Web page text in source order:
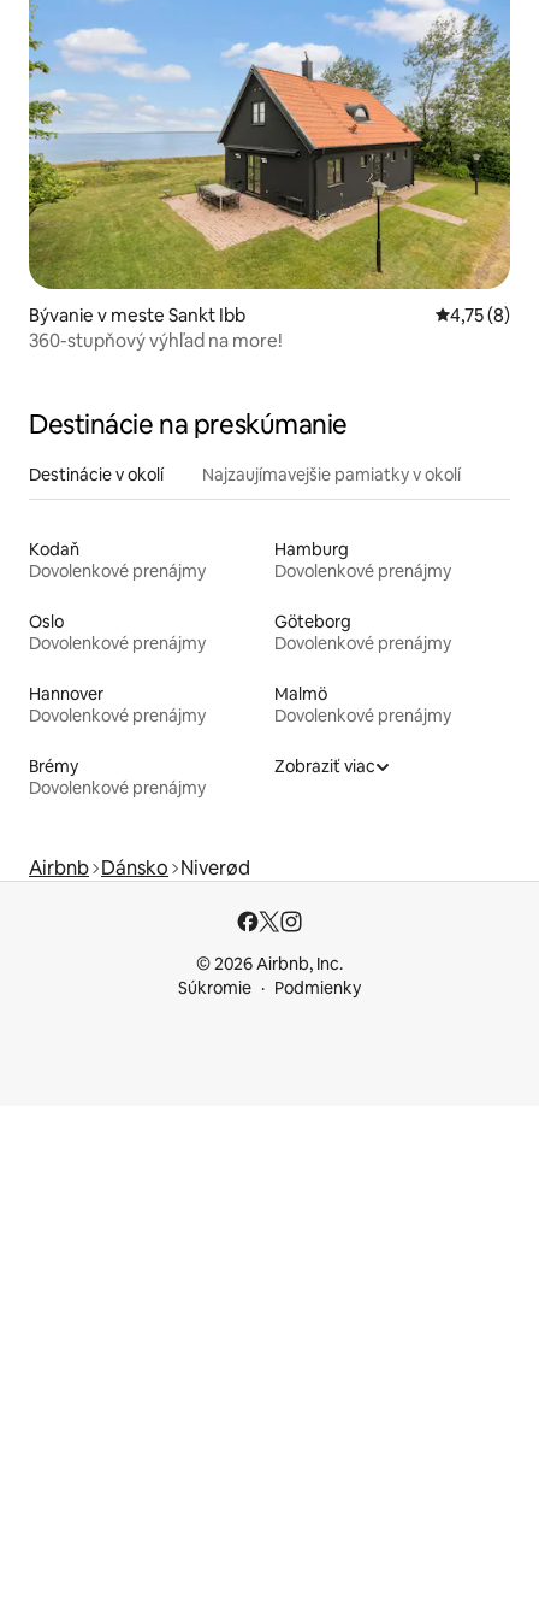
Bývanie v meste Sankt Ibb Priemerné
4,75 (8)
360-stupňový výhľad na more!
Destinácie na preskúmanie
Destinácie v okolí Najzaujímavejšie pamiatky v okolí
Kodaň
Dovolenkové prenájmy
Hamburg
Dovolenkové prenájmy
Oslo
Dovolenkové prenájmy
Göteborg
Dovolenkové prenájmy
Hannover
Dovolenkové prenájmy
Malmö
Dovolenkové prenájmy
Brémy
Dovolenkové prenájmy
Zobraziť viac
Airbnb Dánsko Niverød
© 2026 Airbnb, Inc.
Súkromie
Podmienky